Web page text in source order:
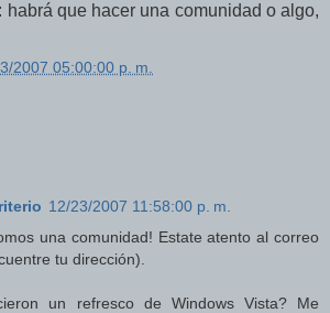
habrá que hacer una comunidad o algo,
2007 05:00:00 p. m.
12/23/2007 11:58:00 p. m.
una comunidad! Estate atento al correo
tu dirección).
un refresco de Windows Vista? Me